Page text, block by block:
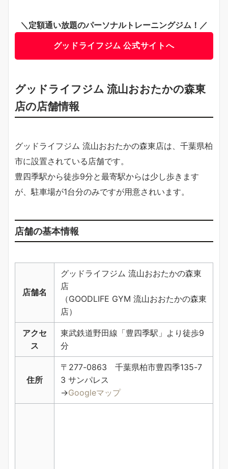
＼定額通い放題のパーソナルトレーニングジム！／
グッドライフジム 公式サイトへ
グッドライフジム 流山おおたかの森東
店の店舗情報
グッドライフジム 流山おおたかの森東店は、千葉県柏
市に設置されている店舗です。
豊四季駅から徒歩9分と最寄駅からは少し歩きます
が、駐車場が1台分のみですが用意されいます。
店舗の基本情報
店舗名
グッドライフジム 流山おおたかの森東
店
（GOODLIFE GYM 流山おおたかの森東
店）
アクセ
ス
東武鉄道野田線「豊四季駅」より徒歩9
分
住所
〒277-0863 千葉県柏市豊四季135-7
3 サンパレス
→Googleマップ